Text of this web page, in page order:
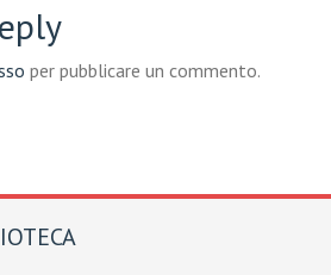
per pubblicare un commento.